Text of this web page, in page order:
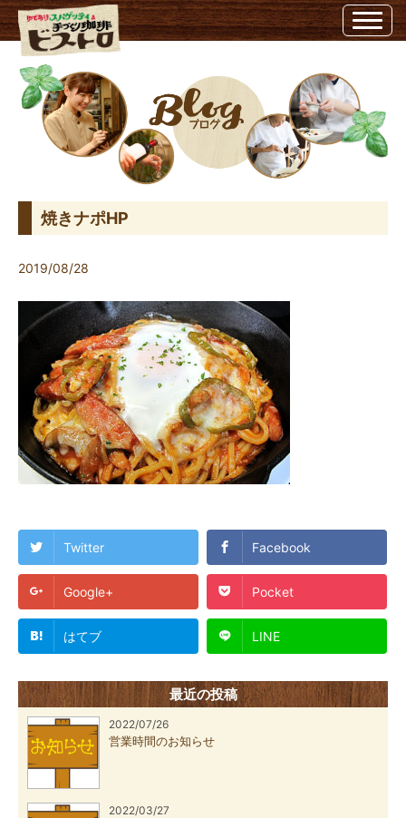
焼きナポHP | ビストロ埼玉県越谷市のビストロ
焼きナポHP
2019/08/28
Twitter Facebook
Google+ Pocket
はてブ LINE
最近の投稿
2022/07/26
営業時間のお知らせ
2022/03/27